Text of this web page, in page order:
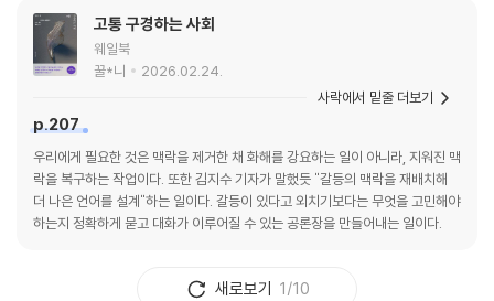
았으니, 미래의 기자들이 이 안에서 살아 있는 경
에서 10여 년간 분투해온 한 여성이 일이 주는 희
로애락을 도려내지 않고 직면한 덕에, 웃고, 울고,
도 뒤돌아 아파하는 그의 삶이 입체적으로 전해진
다. 동시대인에게 끈질기게 묻고, 동시대와 끊임
없이 호흡해온 기자가 남길 수 있는 글이다. 참으
고통 구경하는 사회
웨일북
꿀*니
2026.02.24.
p.207
우리에게 필요한 것은 맥락을 제거한 채 화해를 강요하는 일이 아니라, 지워진 맥
락을 복구하는 작업이다. 또한 김지수 기자가 말했듯 "갈등의 맥락을 재배치해
더 나은 언어를 설계"하는 일이다. 갈등이 있다고 외치기보다는 무엇을 고민해야
하는지 정확하게 묻고 대화가 이루어질 수 있는 공론장을 만들어내는 일이다.
사락에서 밑줄 더보기
새로보기 1/10